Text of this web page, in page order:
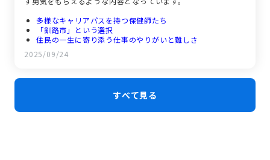
多様なキャリアパスを持つ保健師たち
「釧路市」という選択
住民の一生に寄り添う仕事のやりがいと難しさ
働きやすさと暮らしやすさが魅力。釧路市の職場環境とは？
未来の仲間へ。釧路市で輝くために大切なこと
2025/09/24
すべて見る